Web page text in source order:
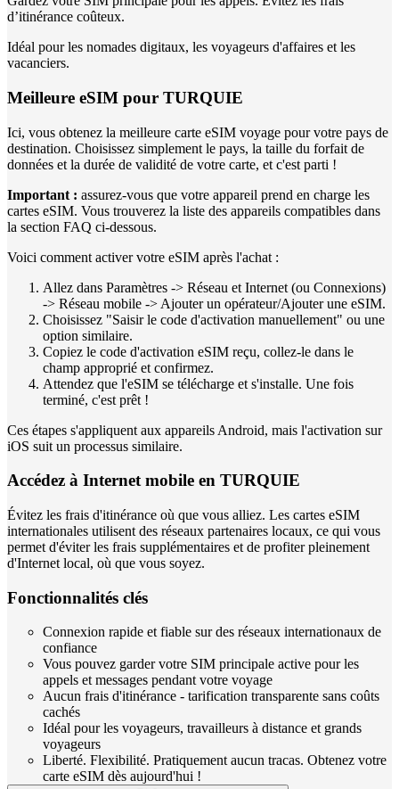
d’itinérance coûteux.
Idéal pour les nomades digitaux, les voyageurs d'affaires et les
vacanciers.
Meilleure eSIM pour TURQUIE
Ici, vous obtenez la meilleure carte eSIM voyage pour votre pays de
destination. Choisissez simplement le pays, la taille du forfait de
données et la durée de validité de votre carte, et c'est parti !
Important : assurez-vous que votre appareil prend en charge les
cartes eSIM. Vous trouverez la liste des appareils compatibles dans
la section FAQ ci-dessous.
Voici comment activer votre eSIM après l'achat :
Allez dans Paramètres -> Réseau et Internet (ou Connexions)
-> Réseau mobile -> Ajouter un opérateur/Ajouter une eSIM.
Choisissez "Saisir le code d'activation manuellement" ou une
option similaire.
Copiez le code d'activation eSIM reçu, collez-le dans le
champ approprié et confirmez.
Attendez que l'eSIM se télécharge et s'installe. Une fois
terminé, c'est prêt !
Ces étapes s'appliquent aux appareils Android, mais l'activation sur
iOS suit un processus similaire.
Accédez à Internet mobile en TURQUIE
Évitez les frais d'itinérance où que vous alliez. Les cartes eSIM
internationales utilisent des réseaux partenaires locaux, ce qui vous
permet d'éviter les frais supplémentaires et de profiter pleinement
d'Internet local, où que vous soyez.
Fonctionnalités clés
Connexion rapide et fiable sur des réseaux internationaux de
confiance
Vous pouvez garder votre SIM principale active pour les
appels et messages pendant votre voyage
Aucun frais d'itinérance - tarification transparente sans coûts
cachés
Idéal pour les voyageurs, travailleurs à distance et grands
voyageurs
Liberté. Flexibilité. Pratiquement aucun tracas. Obtenez votre
carte eSIM dès aujourd'hui !